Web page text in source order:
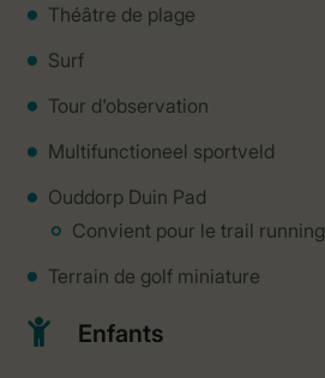
Théâtre de plage
Surf
Tour d'observation
Multifunctioneel sportveld
Ouddorp Duin Pad
Convient pour le trail running
Terrain de golf miniature
Enfants